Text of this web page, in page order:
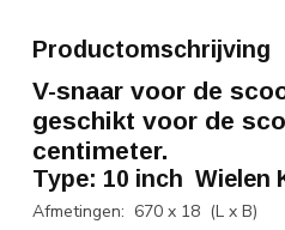
Productomschrijving
V-snaar voor de
geschikt voor de
centimeter.
Type: 10 inch Wielen
Afmetingen: 670 x 18 (L x B)